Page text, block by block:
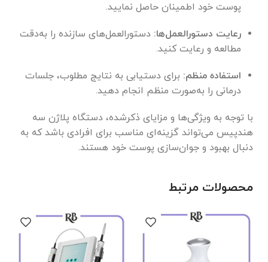
پوست خود اطمینان حاصل نمایید.
رعایت دستورالعمل‌ها: دستورالعمل‌های سازنده را به‌دقت
مطالعه و رعایت کنید.
استفاده منظم: برای دستیابی به نتایج مطلوب، جلسات
درمانی را به‌صورت منظم انجام دهید.
با توجه به ویژگی‌ها و مزایای ذکرشده، دستگاه پلاژن سه
هندپیس می‌تواند گزینه‌ای مناسب برای افرادی باشد که به
دنبال بهبود و جوان‌سازی پوست خود هستند.
محصولات مرتبط